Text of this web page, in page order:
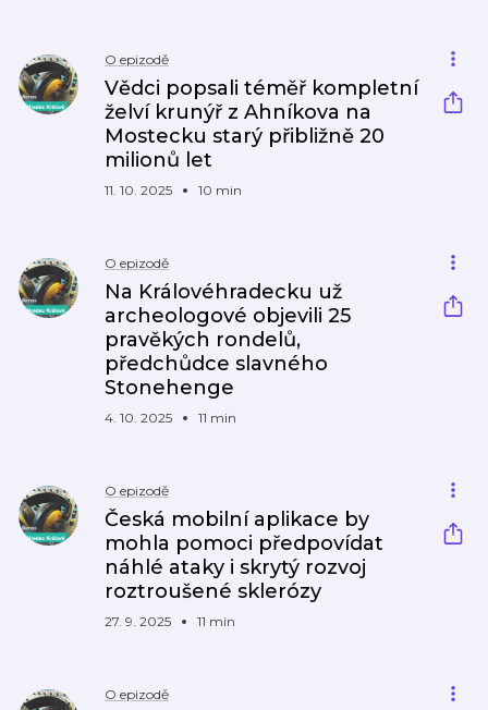
O epizodě
Vědci popsali téměř kompletní
želví krunýř z Ahníkova na
Mostecku starý přibližně 20
milionů let
11. 10. 2025 10 min
O epizodě
Na Královéhradecku už
archeologové objevili 25
pravěkých rondelů,
předchůdce slavného
Stonehenge
4. 10. 2025 11 min
O epizodě
Česká mobilní aplikace by
mohla pomoci předpovídat
náhlé ataky i skrytý rozvoj
roztroušené sklerózy
27. 9. 2025 11 min
O epizodě